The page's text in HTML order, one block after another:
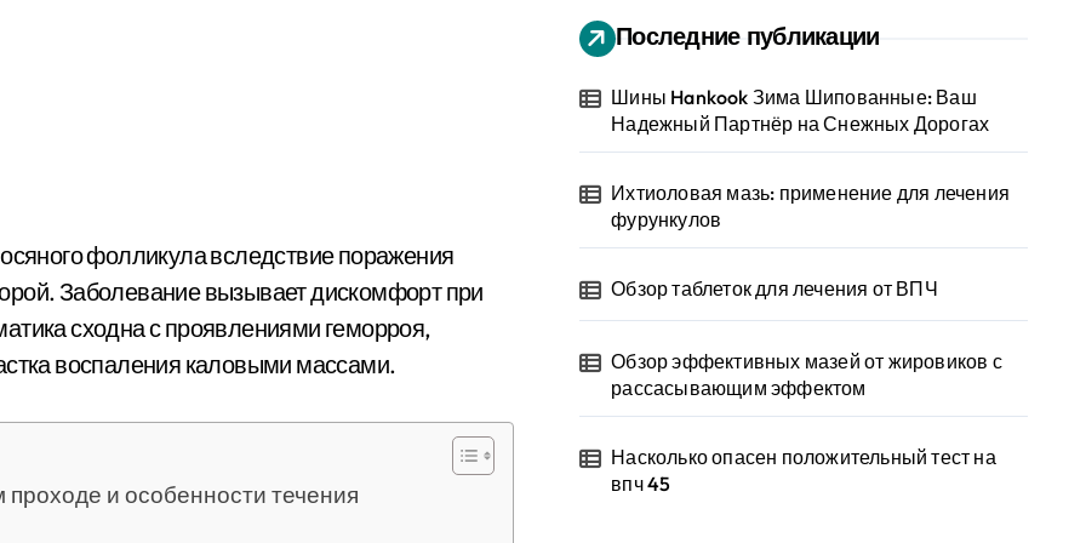
фолликула вследствие поражения
Заболевание вызывает дискомфорт при
сходна с проявлениями геморроя,
воспаления каловыми массами.
и особенности течения
Последние публикации
Шины Hankook Зима Шипованные: Ваш
Надежный Партнёр на Снежных Дорогах
Ихтиоловая мазь: применение для лечения
фурункулов
Обзор таблеток для лечения от ВПЧ
Обзор эффективных мазей от жировиков с
рассасывающим эффектом
Насколько опасен положительный тест на
впч 45